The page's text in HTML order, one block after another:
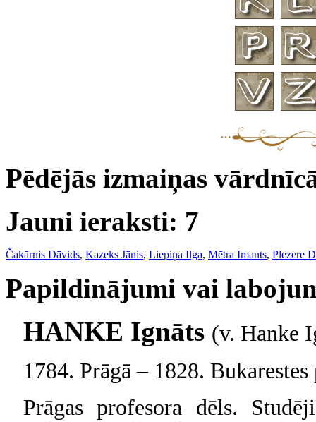
Pēdējās izmaiņas
Jauni ieraksti: 7
Čakārnis Dāvids, Kazeks Jānis, Liepiņa Ilga, Mētra Imants, Plezere
Papildinājumi vai
HANKE Ignāts (v. Hanke
1784. Prāgā – 1828.
Prāgas profesora dēls.